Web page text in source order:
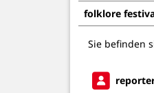
folklore
Sie befinden